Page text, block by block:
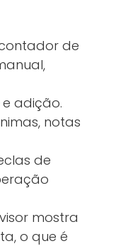
de
adição.
notas
de
mostra
o que é